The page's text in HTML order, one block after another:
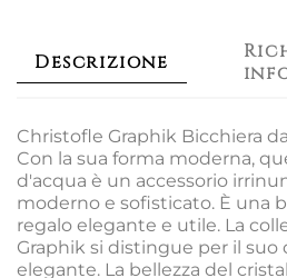
Descrizione
Christofle Graphik Bicchiera
Con la sua forma moderna,
d'acqua è un accessorio
moderno e sofisticato. È una
regalo elegante e utile. La
Graphik si distingue per il
elegante. La bellezza del